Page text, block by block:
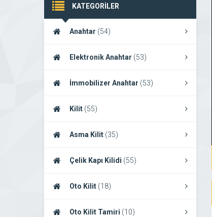
KATEGORİLER
Anahtar (54)
Elektronik Anahtar (53)
İmmobilizer Anahtar (53)
Kilit (55)
Asma Kilit (35)
Çelik Kapı Kilidi (55)
Oto Kilit (18)
Oto Kilit Tamiri (10)